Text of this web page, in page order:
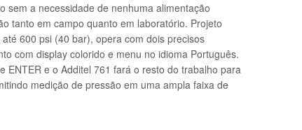
sem a necessidade de nenhuma alimentação
tanto em campo quanto em laboratório. Projeto
600 psi (40 bar), opera com dois precisos
com display colorido e menu no idioma Português.
ENTER e o Additel 761 fará o resto do trabalho para
medição de pressão em uma ampla faixa de